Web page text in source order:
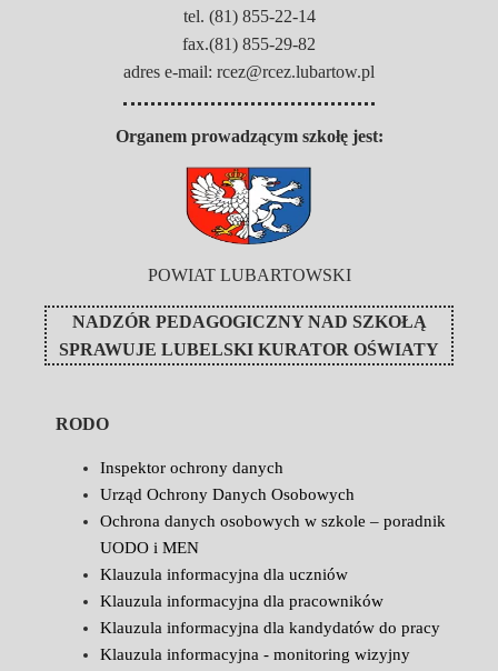
tel. (81) 855-22-14
fax.(81) 855-29-82
adres e-mail: rcez@rcez.lubartow.pl
Organem prowadzącym szkołę jest:
POWIAT LUBARTOWSKI
NADZÓR PEDAGOGICZNY NAD SZKOŁĄ
SPRAWUJE LUBELSKI KURATOR OŚWIATY
RODO
Inspektor ochrony danych
Urząd Ochrony Danych Osobowych
Ochrona danych osobowych w szkole – poradnik
UODO i MEN
Klauzula informacyjna dla uczniów
Klauzula informacyjna dla pracowników
Klauzula informacyjna dla kandydatów do pracy
Klauzula informacyjna - monitoring wizyjny